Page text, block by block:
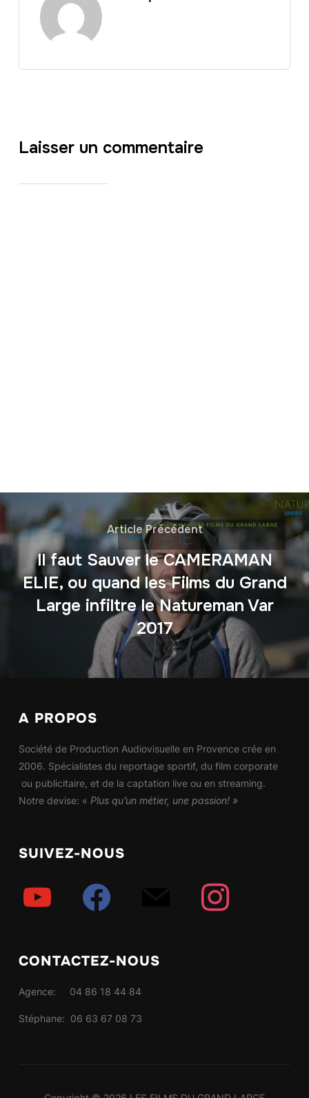
Laisser un commentaire
Article Précédent
Il faut Sauver le CAMERAMAN
ELIE, ou quand les Films du Grand
Large infiltre le Natureman Var
2017
A PROPOS
Société de Production Audiovisuelle en Provence crée en
2006. Spécialistes du reportage sportif, du film corporate
ou publicitaire, et de la captation live ou en streaming.
Notre devise: « Plus qu’un métier, une passion! »
SUIVEZ-NOUS
CONTACTEZ-NOUS
Agence: 04 86 18 44 84
Stéphane: 06 63 67 08 73